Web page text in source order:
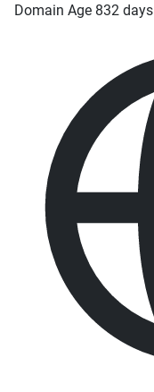
Domain Age 832 days